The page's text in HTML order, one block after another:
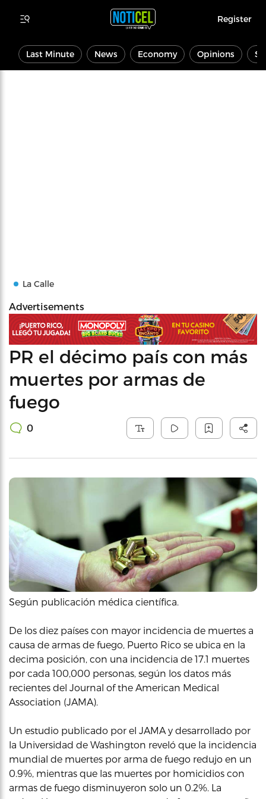
Register
Last Minute News Economy Opinions
La Calle
Advertisements
PR el décimo país con más
muertes por armas de
fuego
0
Según publicación médica científica.
De los diez países con mayor incidencia de muertes a
causa de armas de fuego, Puerto Rico se ubica en la
decima posición, con una incidencia de 17.1 muertes
por cada 100,000 personas, según los datos más
recientes del Journal of the American Medical
Association (JAMA).
Un estudio publicado por el JAMA y desarrollado por
la Universidad de Washington reveló que la incidencia
mundial de muertes por arma de fuego redujo en un
0.9%, mientras que las muertes por homicidios con
armas de fuego disminuyeron solo un 0.2%. La